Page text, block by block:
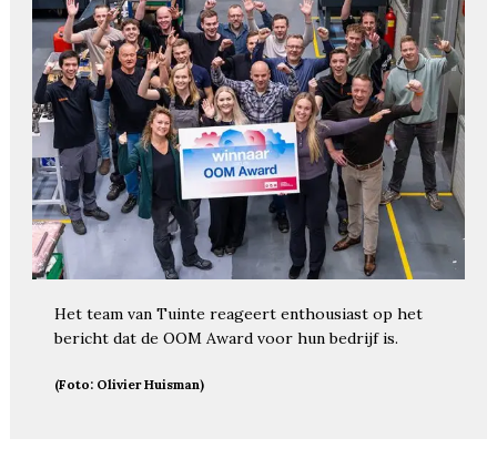
Het team van Tuinte reageert enthousiast op het
bericht dat de OOM Award voor hun bedrijf is.
(Foto: Olivier Huisman)